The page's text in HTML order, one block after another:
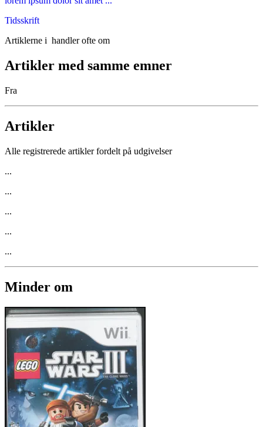
Tidsskrift
Artiklerne i handler ofte om
Artikler med samme emner
Fra
Artikler
Alle registrerede artikler fordelt på udgivelser
...
...
...
...
...
Minder om